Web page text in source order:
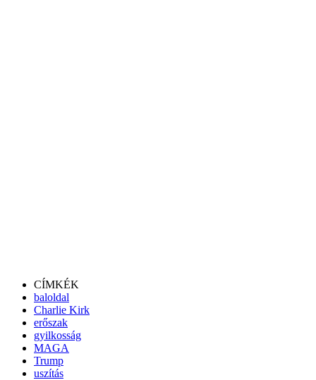
CÍMKÉK
baloldal
Charlie Kirk
erőszak
gyilkosság
MAGA
Trump
uszítás